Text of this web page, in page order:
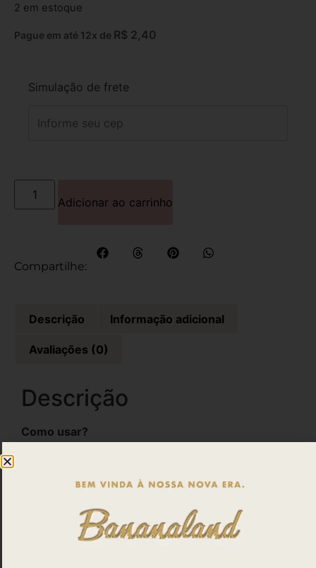
2 em estoque
Pague em até 12x de R$ 2,40
Simulação de frete
Adicionar ao carrinho
Compartilhe:
Descrição Informação adicional
Avaliações (0)
Descrição
Como usar?
maquiagem para melhor fixação do adesivo.
Simule a aplicação do delineador nos olhos
antes de destacar a proteção do lado
adesivo.
Feche um dos olhos, aplique o delineador